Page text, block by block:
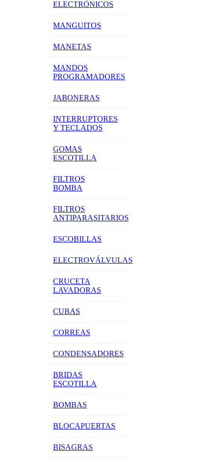
ELECTRÓNICOS
MANGUITOS
MANETAS
MANDOS
PROGRAMADORES
JABONERAS
INTERRUPTORES
Y TECLADOS
GOMAS
ESCOTILLA
FILTROS
BOMBA
FILTROS
ANTIPARASITARIOS
ESCOBILLAS
ELECTROVÁLVULAS
CRUCETA
LAVADORAS
CUBAS
CORREAS
CONDENSADORES
BRIDAS
ESCOTILLA
BOMBAS
BLOCAPUERTAS
BISAGRAS